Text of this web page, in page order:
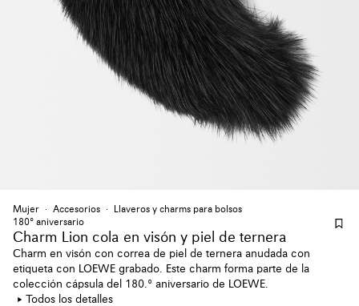
Mujer Accesorios
Llaveros y charms para bolsos
180º aniversario
Charm Lion cola en visón y piel de ternera
Charm en visón con correa de piel de ternera anudada con
etiqueta con LOEWE grabado. Este charm forma parte de la
colección cápsula del 180.º aniversario de LOEWE.
Todos los detalles